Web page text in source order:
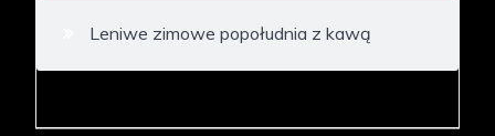
Leniwe zimowe popołudnia z kawą